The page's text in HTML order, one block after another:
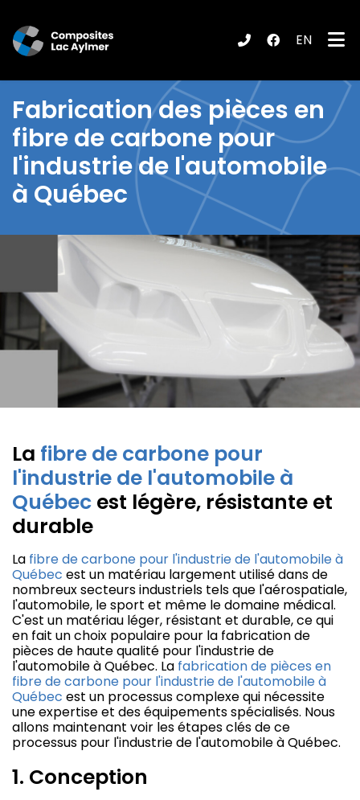
(Produits / Services )
EN
Fabrication des pièces en
fibre de carbone pour
l'industrie de l'automobile
à Québec
La fibre de carbone pour
l'industrie de l'automobile à
Québec est légère, résistante et
durable
La fibre de carbone pour l'industrie de l'automobile à
Québec est un matériau largement utilisé dans de
nombreux secteurs industriels tels que l'aérospatiale,
l'automobile, le sport et même le domaine médical.
C'est un matériau léger, résistant et durable, ce qui
en fait un choix populaire pour la fabrication de
pièces de haute qualité pour l'industrie de
l'automobile à Québec. La fabrication de pièces en
fibre de carbone pour l'industrie de l'automobile à
Québec est un processus complexe qui nécessite
une expertise et des équipements spécialisés. Nous
allons maintenant voir les étapes clés de ce
processus pour l'industrie de l'automobile à Québec.
1. Conception